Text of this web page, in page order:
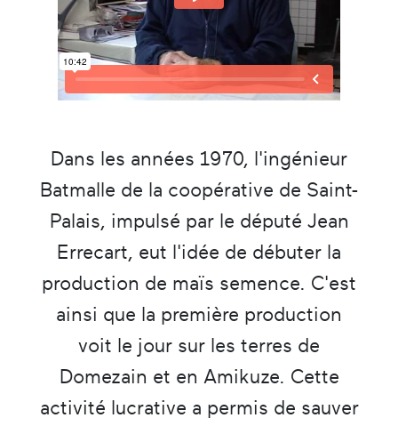
Dans les années 1970, l'ingénieur
Batmalle de la coopérative de Saint-
Palais, impulsé par le député Jean
Errecart, eut l'idée de débuter la
production de maïs semence. C'est
ainsi que la première production
voit le jour sur les terres de
Domezain et en Amikuze. Cette
activité lucrative a permis de sauver